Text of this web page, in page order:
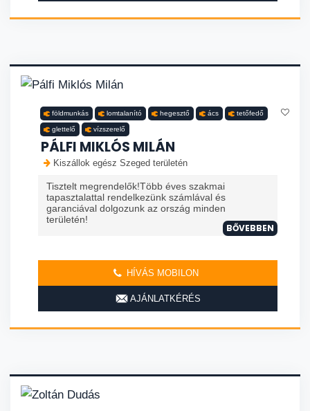
földmunkás lomtalanító hegesztő ács tetőfedő
glettelő vízszerelő
PÁLFI MIKLÓS MILÁN
Kiszállok egész Szeged területén
Tisztelt megrendelők!Több éves szakmai
tapasztalattal rendelkezünk számlával és
garanciával dolgozunk az ország minden
területén!
BŐVEBBEN
HÍVÁS MOBILON
AJÁNLATKÉRÉS